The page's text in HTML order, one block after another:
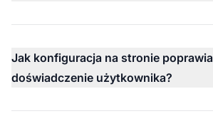
Jak konfiguracja na stronie poprawia
doświadczenie użytkownika?